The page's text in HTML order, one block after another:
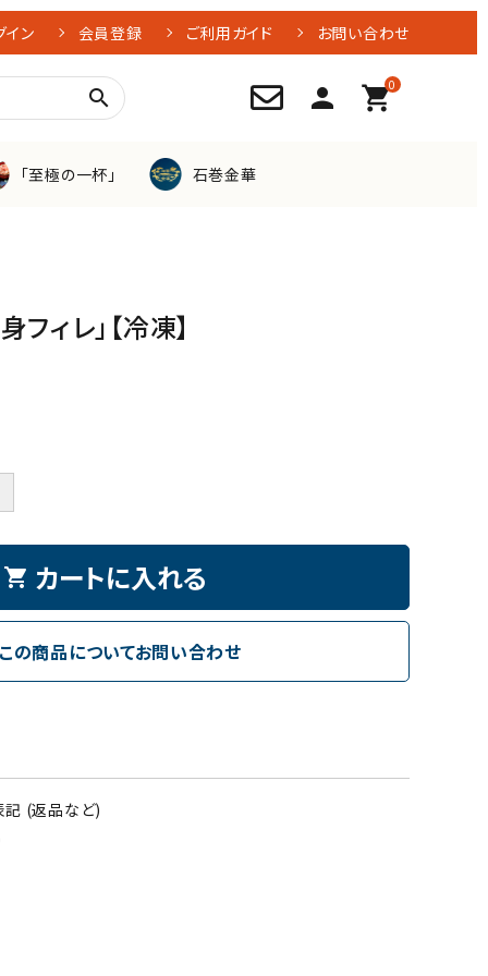
イン 会員登録 ご利用ガイド お問い合わせ
search person 0
shopping_cart
つぶ貝
おつまみ
冷凍品
「至極の一杯」 石巻金華
ィレ」【冷凍】
shopping_cart カートに入れる
この商品についてお問い合わせ
記 (返品など)